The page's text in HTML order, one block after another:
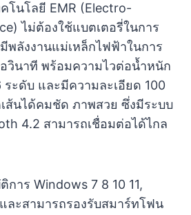
โนโลยี EMR (Electro-
ไม่ต้องใช้แบตเตอรี่ในการ
พลังงานแม่เหล็กไฟฟ้าในการ
วินาที พร้อมความไวต่อน้ำหนัก
ะดับ และมีความละเอียด 100
ส้นได้คมชัด ภาพสวย ซึ่งมีระบบ
4.2 สามารถเชื่อมต่อได้ไกล
าร Windows 7 8 10 11,
และสามารถรองรับสมาร์ทโฟน